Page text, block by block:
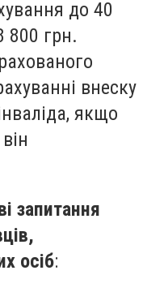
до 40
800 грн.
внеску
якщо
запитання
осіб: